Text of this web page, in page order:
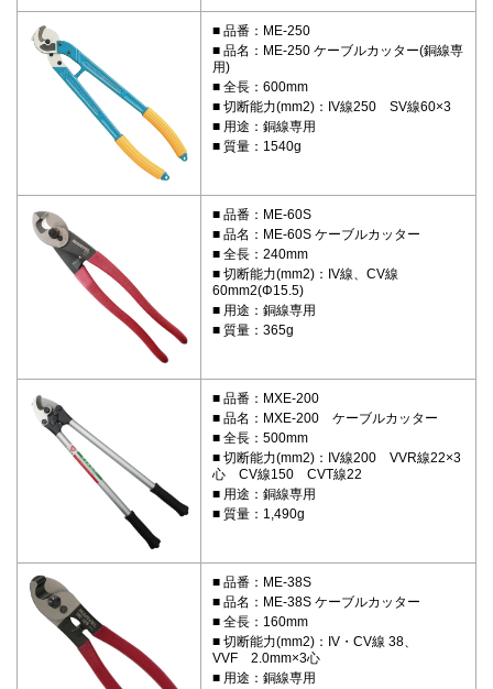
品番：ME-250
品名：ME-250 ケーブルカッター(銅線専
用)
全長：600mm
切断能力(mm2)：IV線250 SV線60×3
用途：銅線専用
質量：1540g
品番：ME-60S
品名：ME-60S ケーブルカッター
全長：240mm
切断能力(mm2)：IV線、CV線
60mm2(Φ15.5)
用途：銅線専用
質量：365g
品番：MXE-200
品名：MXE-200 ケーブルカッター
全長：500mm
切断能力(mm2)：IV線200 VVR線22×3
心 CV線150 CVT線22
用途：銅線専用
質量：1,490g
品番：ME-38S
品名：ME-38S ケーブルカッター
全長：160mm
切断能力(mm2)：IV・CV線 38、
VVF 2.0mm×3心
用途：銅線専用